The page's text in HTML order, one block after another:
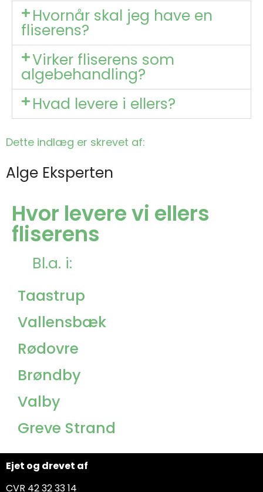
Hvornår skal jeg have en
fliserens?
Virker fliserens som
algebehandling?
Hvad levere i ellers?
Dette indlæg er skrevet af:
Alge Eksperten
Hvor levere vi ellers
fliserens
Bl.a. i:
Taastrup
Vallensbæk
Rødovre
Brøndby
Valby
Greve Strand
Ejet og drevet af
CVR 42 32 33 14